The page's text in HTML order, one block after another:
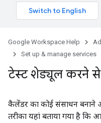
Google Workspace Help
Set up & manage services
टेस्ट शेड्यूल करने
कैलेंडर का कोई संसाधन
तरीका यहां बताया गया है